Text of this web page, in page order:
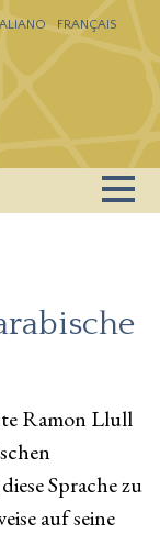
FRANÇAIS
Ramon Llull
Sprache zu
auf seine